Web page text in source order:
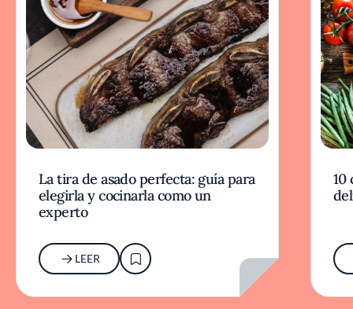
La tira de asado perfecta: guía para
elegirla y cocinarla como un
experto
LEER
10